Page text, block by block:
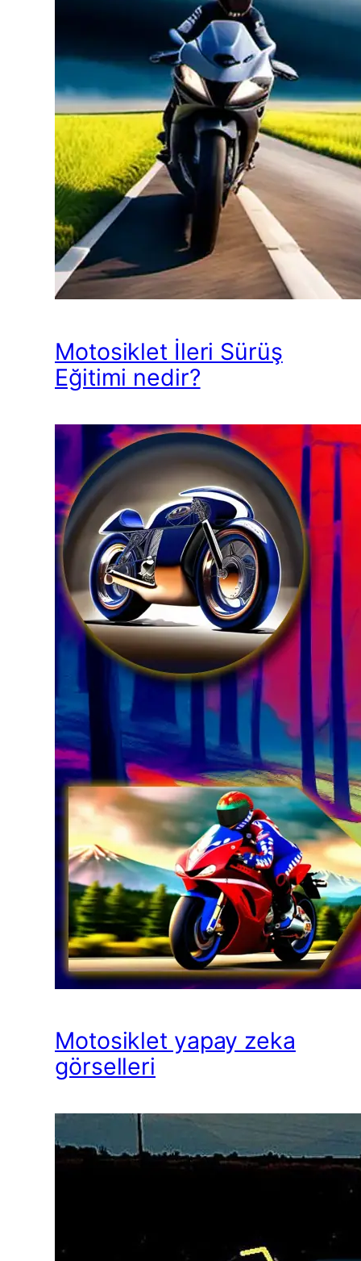
Motosiklet İleri Sürüş
Eğitimi nedir?
Motosiklet yapay zeka
görselleri